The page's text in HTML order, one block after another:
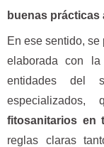
buenas prácticas
En ese sentido,
elaborada con la
entidades del
fitosanitarios en
reglas claras